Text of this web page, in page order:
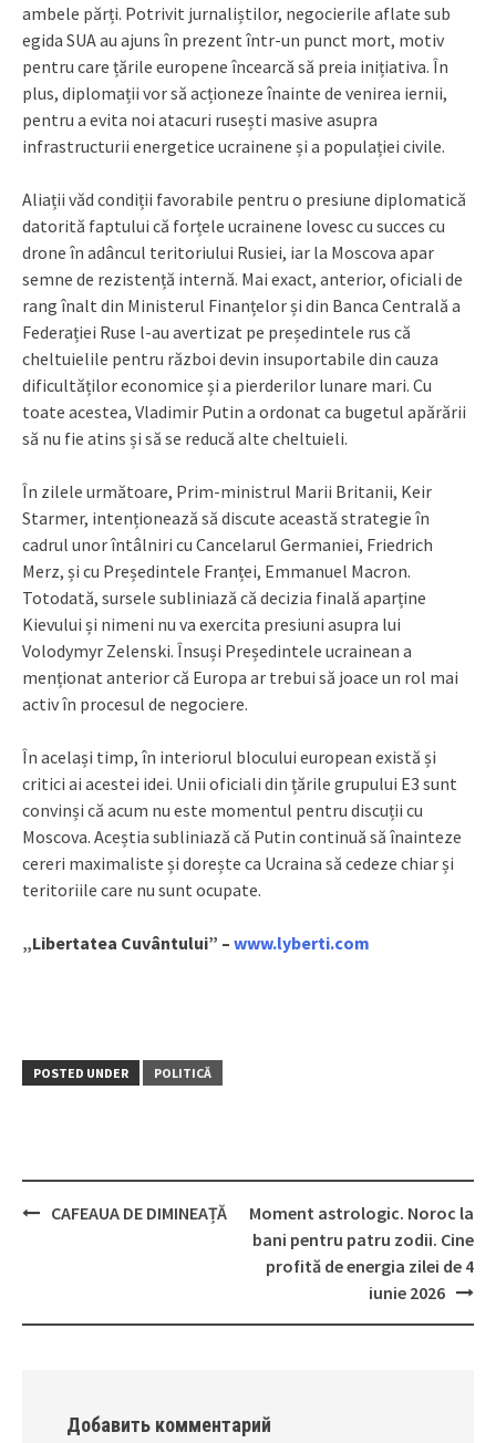
ambele părți. Potrivit jurnaliștilor, negocierile aflate sub
egida SUA au ajuns în prezent într-un punct mort, motiv
pentru care țările europene încearcă să preia inițiativa. În
plus, diplomații vor să acționeze înainte de venirea iernii,
pentru a evita noi atacuri rusești masive asupra
infrastructurii energetice ucrainene și a populației civile.
Aliații văd condiții favorabile pentru o presiune diplomatică
datorită faptului că forțele ucrainene lovesc cu succes cu
drone în adâncul teritoriului Rusiei, iar la Moscova apar
semne de rezistență internă. Mai exact, anterior, oficiali de
rang înalt din Ministerul Finanțelor și din Banca Centrală a
Federației Ruse l-au avertizat pe președintele rus că
cheltuielile pentru război devin insuportabile din cauza
dificultăților economice și a pierderilor lunare mari. Cu
toate acestea, Vladimir Putin a ordonat ca bugetul apărării
să nu fie atins și să se reducă alte cheltuieli.
În zilele următoare, Prim-ministrul Marii Britanii, Keir
Starmer, intenționează să discute această strategie în
cadrul unor întâlniri cu Cancelarul Germaniei, Friedrich
Merz, și cu Președintele Franței, Emmanuel Macron.
Totodată, sursele subliniază că decizia finală aparține
Kievului și nimeni nu va exercita presiuni asupra lui
Volodymyr Zelenski. Însuși Președintele ucrainean a
menționat anterior că Europa ar trebui să joace un rol mai
activ în procesul de negociere.
În același timp, în interiorul blocului european există și
critici ai acestei idei. Unii oficiali din țările grupului E3 sunt
convinși că acum nu este momentul pentru discuții cu
Moscova. Aceștia subliniază că Putin continuă să înainteze
cereri maximaliste și dorește ca Ucraina să cedeze chiar și
teritoriile care nu sunt ocupate.
„Libertatea Cuvântului” – www.lyberti.com
POSTED UNDER POLITICĂ
CAFEAUA DE DIMINEAȚĂ
Moment astrologic. Noroc la
bani pentru patru zodii. Cine
profită de energia zilei de 4
iunie 2026
Добавить комментарий